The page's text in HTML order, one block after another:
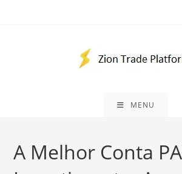
MENU
A Melhor Conta